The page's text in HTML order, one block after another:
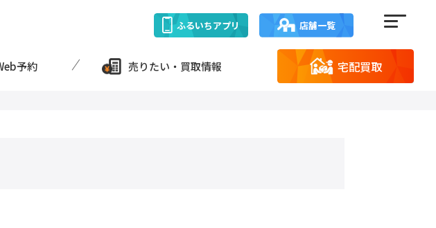
ふるいちアプリ 店舗一覧
予約 売りたい・買取情報 宅配買取